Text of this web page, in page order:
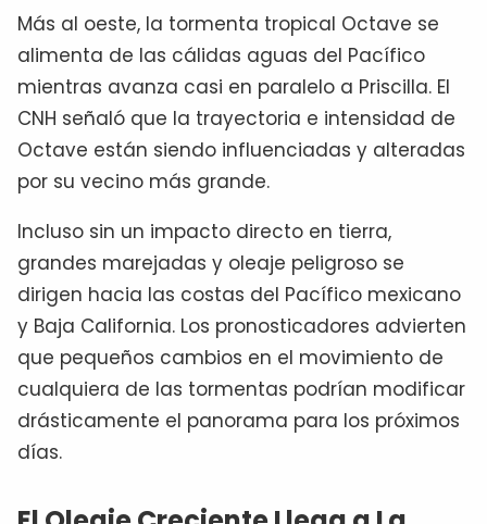
Más al oeste, la tormenta tropical Octave se
alimenta de las cálidas aguas del Pacífico
mientras avanza casi en paralelo a Priscilla. El
CNH señaló que la trayectoria e intensidad de
Octave están siendo influenciadas y alteradas
por su vecino más grande.
Incluso sin un impacto directo en tierra,
grandes marejadas y oleaje peligroso se
dirigen hacia las costas del Pacífico mexicano
y Baja California. Los pronosticadores advierten
que pequeños cambios en el movimiento de
cualquiera de las tormentas podrían modificar
drásticamente el panorama para los próximos
días.